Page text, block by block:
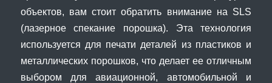
объектов, вам стоит обратить внимание на SLS
(лазерное спекание порошка). Эта технология
используется для печати деталей из пластиков и
металлических порошков, что делает ее отличным
выбором для авиационной, автомобильной и